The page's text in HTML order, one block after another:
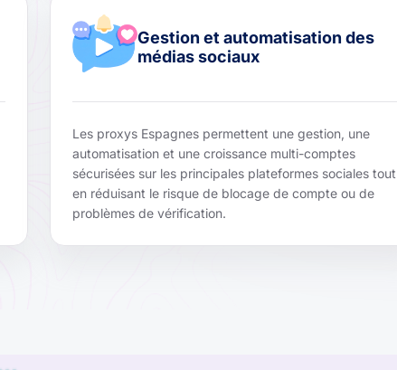
Gestion et automatisation des
médias sociaux
Les proxys Espagnes permettent une gestion, une
automatisation et une croissance multi-comptes
sécurisées sur les principales plateformes sociales tout
en réduisant le risque de blocage de compte ou de
problèmes de vérification.